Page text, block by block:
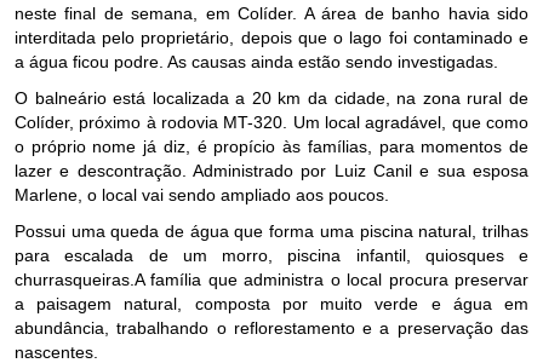
neste final de semana, em Colíder. A área de banho havia sido
interditada pelo proprietário, depois que o lago foi contaminado e
a água ficou podre. As causas ainda estão sendo investigadas.
O balneário está localizada a 20 km da cidade, na zona rural de
Colíder, próximo à rodovia MT-320. Um local agradável, que como
o próprio nome já diz, é propício às famílias, para momentos de
lazer e descontração. Administrado por Luiz Canil e sua esposa
Marlene, o local vai sendo ampliado aos poucos.
Possui uma queda de água que forma uma piscina natural, trilhas
para escalada de um morro, piscina infantil, quiosques e
churrasqueiras.A família que administra o local procura preservar
a paisagem natural, composta por muito verde e água em
abundância, trabalhando o reflorestamento e a preservação das
nascentes.